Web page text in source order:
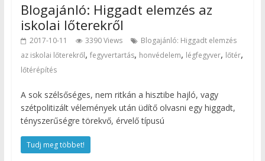
Blogajánló: Higgadt elemzés az
iskolai lőterekről
2017-10-11 3390 Views
Blogajánló: Higgadt elemzés
az iskolai lőterekről, fegyvertartás, honvédelem, légfegyver, lőtér,
lőtérépítés
A sok szélsőséges, nem ritkán a hisztibe hajló, vagy
szétpolitizált vélemények után üdítő olvasni egy higgadt,
tényszerűségre törekvő, érvelő típusú
Tudj meg többet!